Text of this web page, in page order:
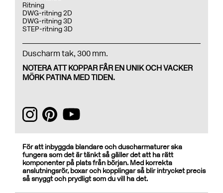
Ritning
DWG-ritning 2D
DWG-ritning 3D
STEP-ritning 3D
Duscharm tak, 300 mm.
NOTERA ATT KOPPAR FÅR EN UNIK OCH VACKER
MÖRK PATINA MED TIDEN.
För att inbyggda blandare och duscharmaturer ska
fungera som det är tänkt så gäller det att ha rätt
komponenter på plats från början. Med korrekta
anslutningsrör, boxar och kopplingar så blir intrycket precis
så snyggt och prydligt som du vill ha det.